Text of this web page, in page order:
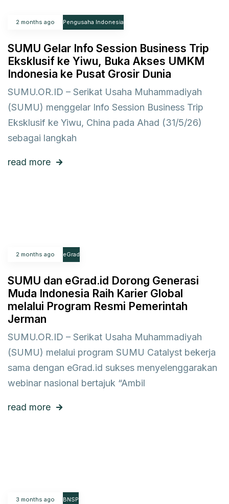
2 months ago Pengusaha Indonesia
SUMU Gelar Info Session Business Trip
Eksklusif ke Yiwu, Buka Akses UMKM
Indonesia ke Pusat Grosir Dunia
SUMU.OR.ID – Serikat Usaha Muhammadiyah
(SUMU) menggelar Info Session Business Trip
Eksklusif ke Yiwu, China pada Ahad (31/5/26)
sebagai langkah
read more
2 months ago eGrad
SUMU dan eGrad.id Dorong Generasi
Muda Indonesia Raih Karier Global
melalui Program Resmi Pemerintah
Jerman
SUMU.OR.ID – Serikat Usaha Muhammadiyah
(SUMU) melalui program SUMU Catalyst bekerja
sama dengan eGrad.id sukses menyelenggarakan
webinar nasional bertajuk “Ambil
read more
3 months ago BNSP